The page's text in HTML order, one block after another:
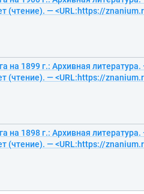
(чтение). — <URL:https://
на 1899 г.: Архивная
(чтение). — <URL:https://
на 1898 г.: Архивная
(чтение). — <URL:https://